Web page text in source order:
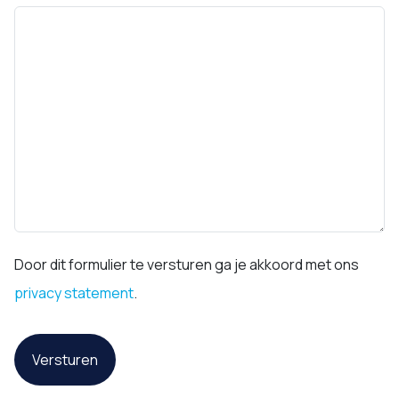
Door dit formulier te versturen ga je akkoord met ons
privacy statement.
Versturen